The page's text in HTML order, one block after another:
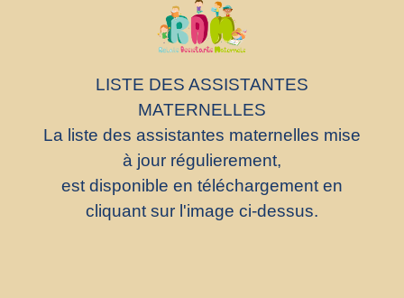
LISTE DES ASSISTANTES
MATERNELLES
La liste des assistantes maternelles mise
à jour régulierement,
est disponible en téléchargement en
cliquant sur l'image ci-dessus.